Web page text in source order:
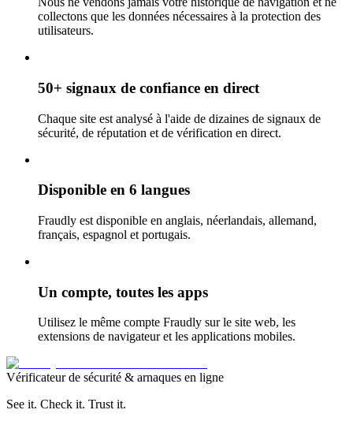
collectons que les données nécessaires à la protection des
utilisateurs.
50+ signaux de confiance en direct
Chaque site est analysé à l'aide de dizaines de signaux de
sécurité, de réputation et de vérification en direct.
Disponible en 6 langues
Fraudly est disponible en anglais, néerlandais, allemand,
français, espagnol et portugais.
Un compte, toutes les apps
Utilisez le même compte Fraudly sur le site web, les
extensions de navigateur et les applications mobiles.
Vérificateur de sécurité & arnaques en ligne
See it. Check it. Trust it.